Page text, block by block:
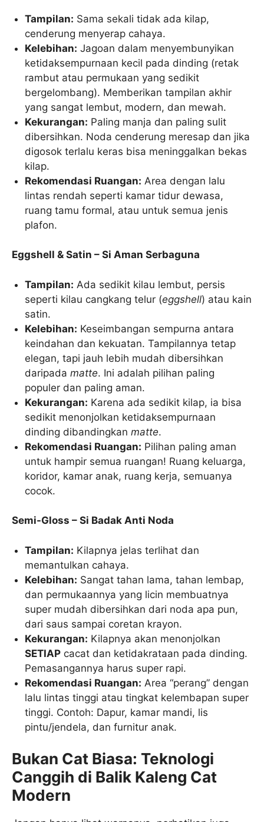
Tampilan: Sama sekali tidak ada kilap,
cenderung menyerap cahaya.
Kelebihan: Jagoan dalam menyembunyikan
ketidaksempurnaan kecil pada dinding (retak
rambut atau permukaan yang sedikit
bergelombang). Memberikan tampilan akhir
yang sangat lembut, modern, dan mewah.
Kekurangan: Paling manja dan paling sulit
dibersihkan. Noda cenderung meresap dan jika
digosok terlalu keras bisa meninggalkan bekas
kilap.
Rekomendasi Ruangan: Area dengan lalu
lintas rendah seperti kamar tidur dewasa,
ruang tamu formal, atau untuk semua jenis
plafon.
Eggshell & Satin – Si Aman Serbaguna
Tampilan: Ada sedikit kilau lembut, persis
seperti kilau cangkang telur (eggshell) atau kain
satin.
Kelebihan: Keseimbangan sempurna antara
keindahan dan kekuatan. Tampilannya tetap
elegan, tapi jauh lebih mudah dibersihkan
daripadamatte. Ini adalah pilihan paling
populer dan paling aman.
Kekurangan: Karena ada sedikit kilap, ia bisa
sedikit menonjolkan ketidaksempurnaan
dinding dibandingkanmatte.
Rekomendasi Ruangan: Pilihan paling aman
untuk hampir semua ruangan! Ruang keluarga,
koridor, kamar anak, ruang kerja, semuanya
cocok.
Semi-Gloss – Si Badak Anti Noda
Tampilan: Kilapnya jelas terlihat dan
memantulkan cahaya.
Kelebihan: Sangat tahan lama, tahan lembap,
dan permukaannya yang licin membuatnya
super mudah dibersihkan dari noda apa pun,
dari saus sampai coretan krayon.
Kekurangan: Kilapnya akan menonjolkan
SETIAP cacat dan ketidakrataan pada dinding.
Pemasangannya harus super rapi.
Rekomendasi Ruangan: Area “perang” dengan
lalu lintas tinggi atau tingkat kelembapan super
tinggi. Contoh: Dapur, kamar mandi, lis
pintu/jendela, dan furnitur anak.
Bukan Cat Biasa: Teknologi
Canggih di Balik Kaleng Cat
Modern